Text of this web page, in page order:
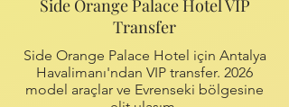
Side Orange Palace Hotel VIP
Transfer
Side Orange Palace Hotel için Antalya
Havalimanı'ndan VIP transfer. 2026
model araçlar ve Evrenseki bölgesine